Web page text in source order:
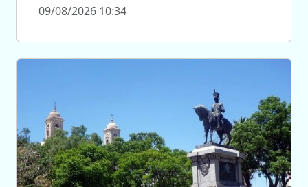
09/08/2026 10:34